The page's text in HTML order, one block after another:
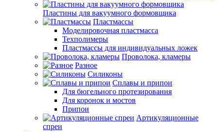
Пластины для вакуумного формовщика
Пластмассы
Моделировочная пластмасса
Техполимеры
Пластмассы для индивидуальных ложек
Проволока, кламеры
Разное
Силиконы
Сплавы и припои
Для бюгельного протезирования
Для коронок и мостов
Припои
Артикуляционные
спреи